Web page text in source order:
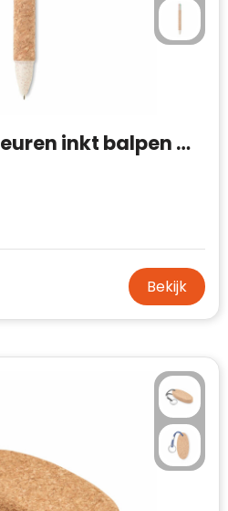
ARBOCHO - 4-kleuren inkt balpen met kurk
Bekijk